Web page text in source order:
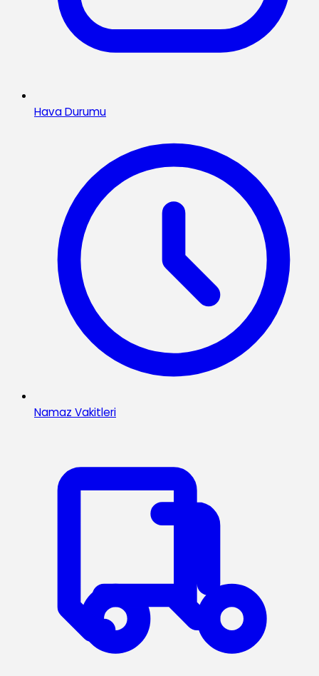
Hava Durumu
Namaz Vakitleri